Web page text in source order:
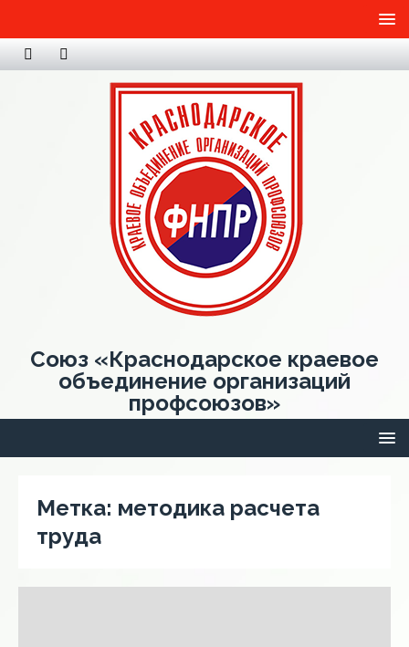
Союз «Краснодарское краевое
объединение организаций
профсоюзов»
Метка: методика расчета
труда